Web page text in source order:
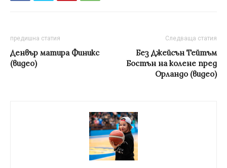
предишна статия
Денвър матира Финикс
(видео)
Следваща статия
Без Джейсън Тейтъм
Бостън на колене пред
Орландо (видео)